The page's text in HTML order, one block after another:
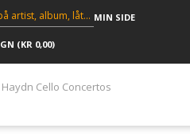
MIN SIDE
(KR 0,00)
Cello Concertos